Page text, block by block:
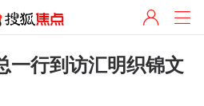
一行到访汇明织锦文